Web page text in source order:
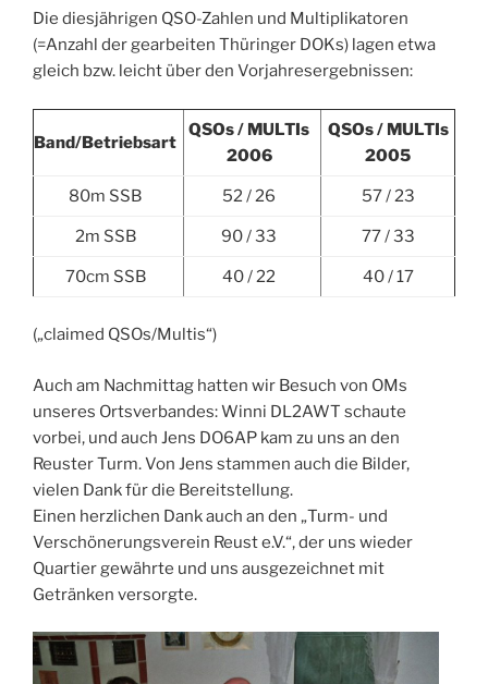
Die diesjährigen QSO-Zahlen und Multiplikatoren
(=Anzahl der gearbeiten Thüringer DOKs) lagen etwa
gleich bzw. leicht über den Vorjahresergebnissen:
Band/Betriebsart
QSOs / MULTIs
2006
QSOs / MULTIs
2005
80m SSB 52 / 26 57 / 23
2m SSB 90 / 33 77 / 33
70cm SSB 40 / 22 40 / 17
(„claimed QSOs/Multis“)
Auch am Nachmittag hatten wir Besuch von OMs
unseres Ortsverbandes: Winni DL2AWT schaute
vorbei, und auch Jens DO6AP kam zu uns an den
Reuster Turm. Von Jens stammen auch die Bilder,
vielen Dank für die Bereitstellung.
Einen herzlichen Dank auch an den „Turm- und
Verschönerungsverein Reust e.V.“, der uns wieder
Quartier gewährte und uns ausgezeichnet mit
Getränken versorgte.